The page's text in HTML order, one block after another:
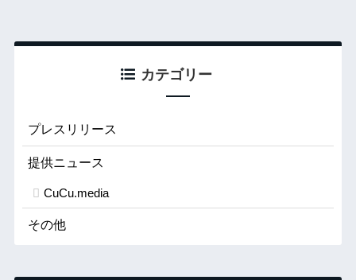
カテゴリー
プレスリリース
提供ニュース
CuCu.media
その他